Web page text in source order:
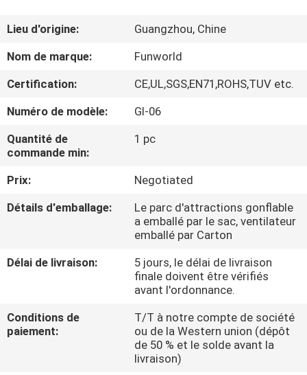
AU
SUJET
NOUS
VISITE
D'USINE
CONTRÔLE
QUALITÉ
NEWS
Lieu d'origine:
Guangzhou, Chine
Nom de marque:
Funworld
Certification:
CE,UL,SGS,EN71,ROHS,TUV etc.
Numéro de modèle:
GI-06
Quantité de
commande min:
1 pc
Prix:
Negotiated
Détails d'emballage:
Le parc d'attractions gonflable
a emballé par le sac, ventilateur
emballé par Carton
Délai de livraison:
5 jours, le délai de livraison
finale doivent être vérifiés
avant l'ordonnance.
Conditions de
paiement:
T/T à notre compte de société
ou de la Western union (dépôt
de 50 % et le solde avant la
livraison)